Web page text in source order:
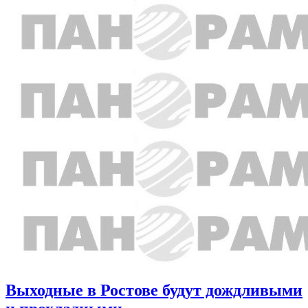
Выходные в Ростове будут дождливыми